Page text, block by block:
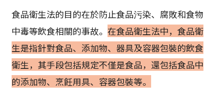
食品衛生法的目的在於防止食品污染、腐敗和食物
中毒等飲食相關的事故。 在食品衛生法中，食品衛
生是指針對食品、添加物、器具及容器包裝的飲食
衛生，其手段包括規定不僅是食品，還包括食品中
的添加物、烹飪用具、容器包裝等。